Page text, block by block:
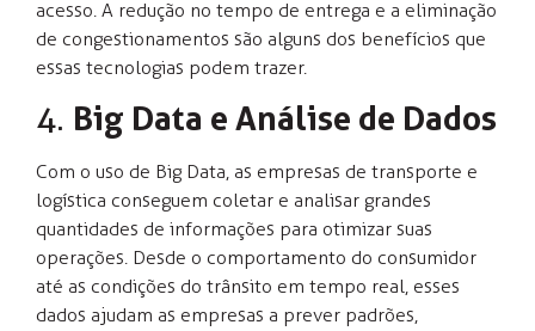
acesso. A redução no tempo de entrega e a eliminação
de congestionamentos são alguns dos benefícios que
essas tecnologias podem trazer.
4. Big Data e Análise de Dados
Com o uso de Big Data, as empresas de transporte e
logística conseguem coletar e analisar grandes
quantidades de informações para otimizar suas
operações. Desde o comportamento do consumidor
até as condições do trânsito em tempo real, esses
dados ajudam as empresas a prever padrões,